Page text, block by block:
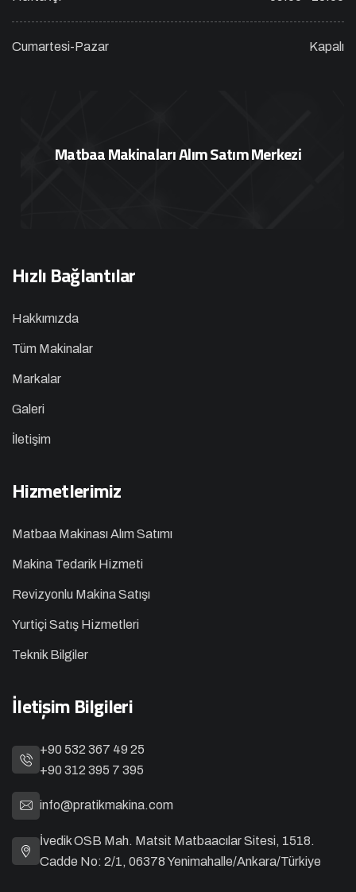
Cumartesi-Pazar Kapalı
Matbaa Makinaları Alım Satım Merkezi
Hızlı Bağlantılar
Hakkımızda
Tüm Makinalar
Markalar
Galeri
İletişim
Hizmetlerimiz
Matbaa Makinası Alım Satımı
Makina Tedarik Hizmeti
Revizyonlu Makina Satışı
Yurtiçi Satış Hizmetleri
Teknik Bilgiler
İletişim Bilgileri
+90 532 367 49 25
+90 312 395 7 395
info@pratikmakina.com
İvedik OSB Mah. Matsit Matbaacılar Sitesi, 1518.
Cadde No: 2/1, 06378 Yenimahalle/Ankara/Türkiye